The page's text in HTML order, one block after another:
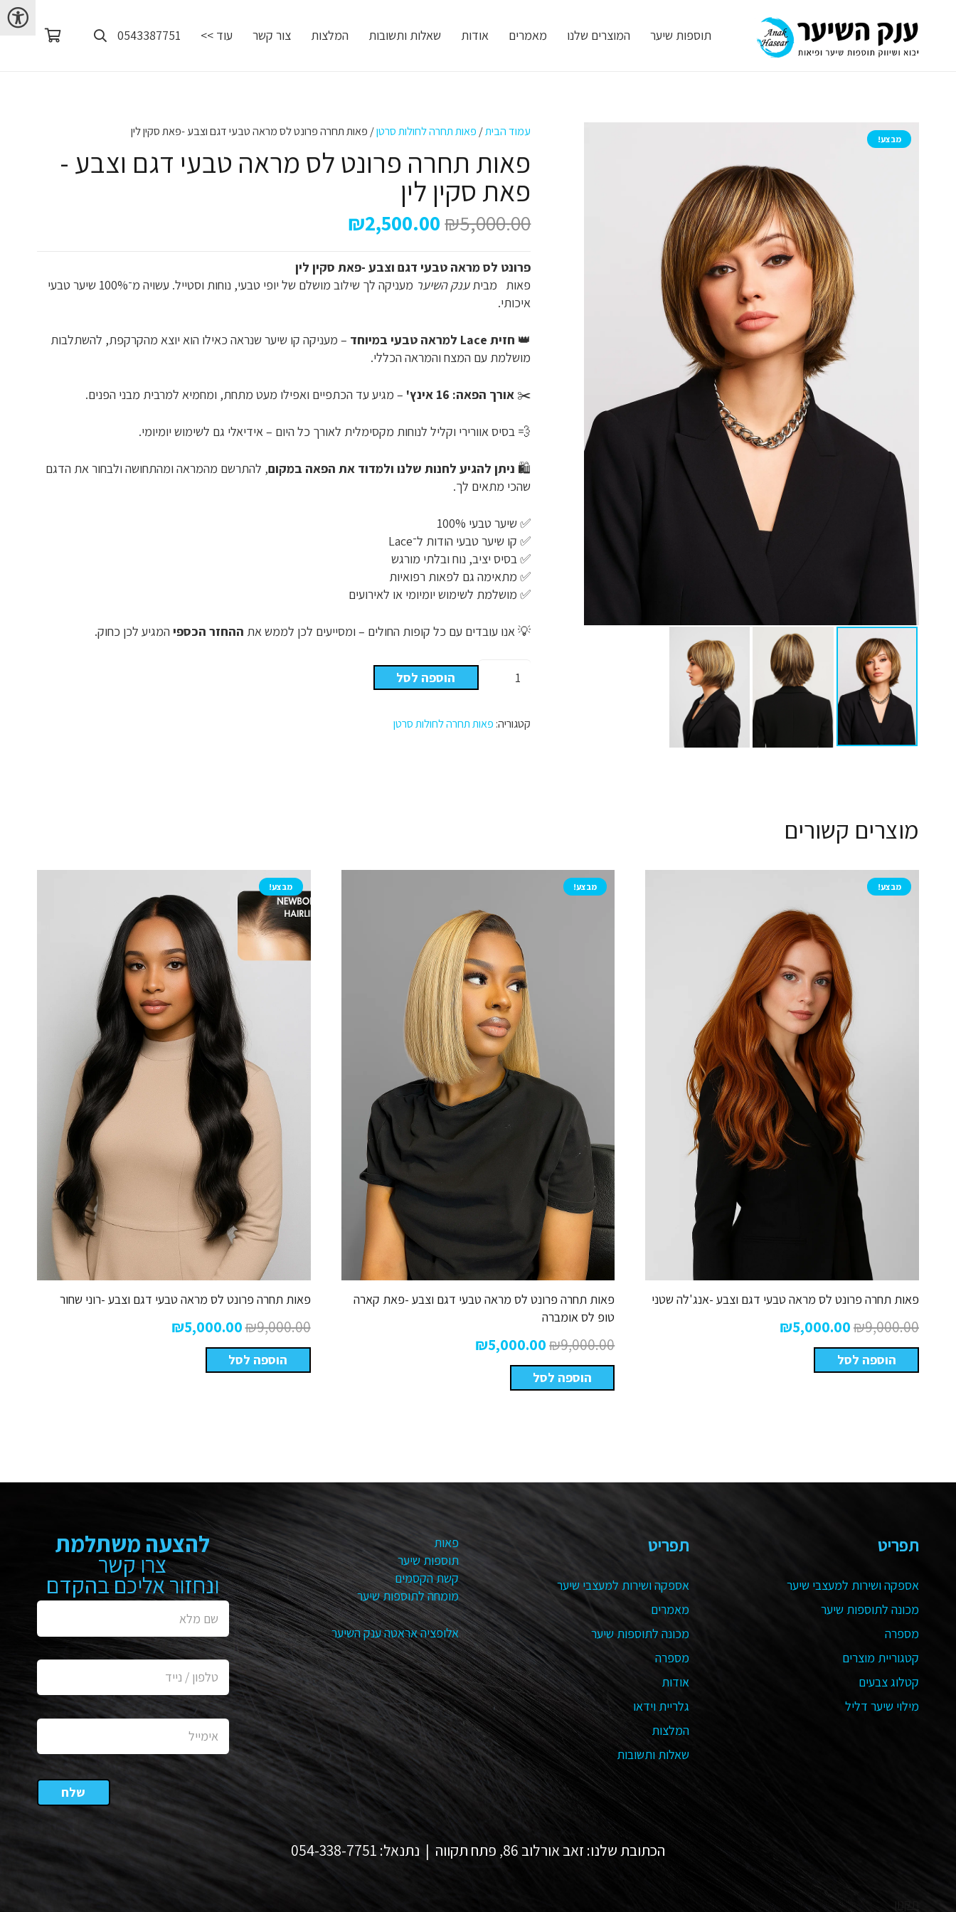
תוספות שיער המוצרים שלנו מאמרים אודות שאלות ותשובות המלצות צור קשר עוד >> 0543387751
מבצע!
עמוד הבית/ פאות תחרה לחולות סרטן/ פאות תחרה פרונט לס מראה טבעי דגם וצבע -פאת סקין לין
פאות תחרה פרונט לס מראה טבעי דגם וצבע -
פאת סקין לין
₪5,000.00 המחיר
היה:
₪5,000.00.
₪2,500.00 המחיר
הוא:
₪2,500.00.
פרונט לס מראה טבעי דגם וצבע -פאת סקין לין
פאות מביתענק השיער
מעניקה לך שילוב מושלם של יופי טבעי, נוחות וסטייל. עשויה מ־100% שיער טבעי
איכותי.
👑 חזית Lace למראה טבעי במיוחד
– מעניקה קו שיער שנראה כאילו הוא יוצא מהקרקפת, להשתלבות
מושלמת עם המצח והמראה הכללי.
✂️ אורך הפאה: 16 אינץ' – מגיע עד הכתפיים ואפילו מעט מתחת, ומחמיא למרבית מבני הפנים.
💨 בסיס אוורירי וקליל לנוחות מקסימלית לאורך כל היום – אידיאלי גם לשימוש יומיומי.
🛍 ניתן להגיע לחנות שלנו ולמדוד את הפאה במקום, להתרשם מהמראה ומהתחושה ולבחור את הדגם
שהכי מתאים לך.
✅ שיער טבעי 100%
✅ קו שיער טבעי הודות ל־Lace
✅ בסיס יציב, נוח ובלתי מורגש
✅ מתאימה גם לפאות רפואיות
✅ מושלמת לשימוש יומיומי או לאירועים
💡 אנו עובדים עם כל קופות החולים – ומסייעים לכן לממש את ההחזר הכספיהמגיע לכן כחוק.
של
תחרה
הוספה לסל
קטגוריה: פאות תחרה לחולות סרטן
מוצרים קשורים
מבצע!
פאות תחרה פרונט לס מראה טבעי דגם וצבע -אנג'לה שטני
₪9,000.00
המחיר
המקורי
היה:
₪5,000.00
הוספה לסל
מבצע!
פאות תחרה פרונט לס מראה טבעי דגם וצבע -פאת קארה
טופ לס אומברה
₪9,000.00
המחיר
המקורי
היה:
₪5,000.00
המחיר
הוספה לסל
מבצע!
פאות תחרה פרונט לס מראה טבעי דגם וצבע -רוני שחור
₪9,000.00
המחיר
המקורי
היה:
₪5,000.00
הוספה לסל
תפריט
אספקה ושירות למעצבי שיער
מכונה לתוספות שיער
מספרה
קטגוריית מוצרים
קטלוג צבעים
מילוי שיער דליל
תפריט
אספקה ושירות למעצבי שיער
מאמרים
מכונה לתוספות שיער
מספרה
אודות
גלריית וידאו
המלצות
שאלות ותשובות
פאות
תוספות שיער
קשת הקסמים
מומחה לתוספות שיער
אלופציה אראטה ענק השיער
להצעה משתלמת
צרו קשר
ונחזור אליכם בהקדם
הכתובת שלנו: זאב אורלוב 86, פתח תקווה | נתנאל: 054-338-7751